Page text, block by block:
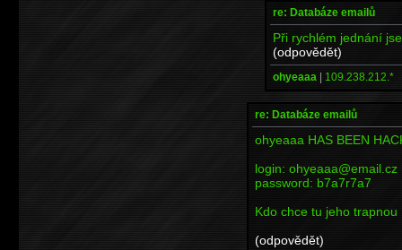
re: Databáze emailů
Při rychlém jednání
(odpovědět)
ohyeaaa | 109.238.212.*
re: Databáze emailů
ohyeaaa HAS BEEN
login: ohyeaaa@email.cz
password: b7a7r7a7
Kdo chce tu jeho
(odpovědět)